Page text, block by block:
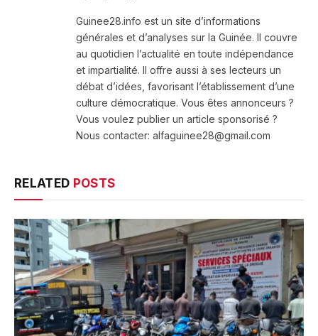
Guinee28.info est un site d’informations
générales et d’analyses sur la Guinée. Il couvre
au quotidien l’actualité en toute indépendance
et impartialité. Il offre aussi à ses lecteurs un
débat d’idées, favorisant l’établissement d’une
culture démocratique. Vous êtes annonceurs ?
Vous voulez publier un article sponsorisé ?
Nous contacter: alfaguinee28@gmail.com
RELATED POSTS